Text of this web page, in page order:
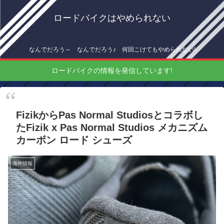
ロードバイクはやめられない
なんでだろう～ なんでだろう♪ 何回こけてもやめられない!
ロードバイクの情報を発信しています!
FizikからPas Normal Studiosとコラボし
たFizik x Pas Normal Studios メカニズム
カーボン ロード シューズ
海外情報